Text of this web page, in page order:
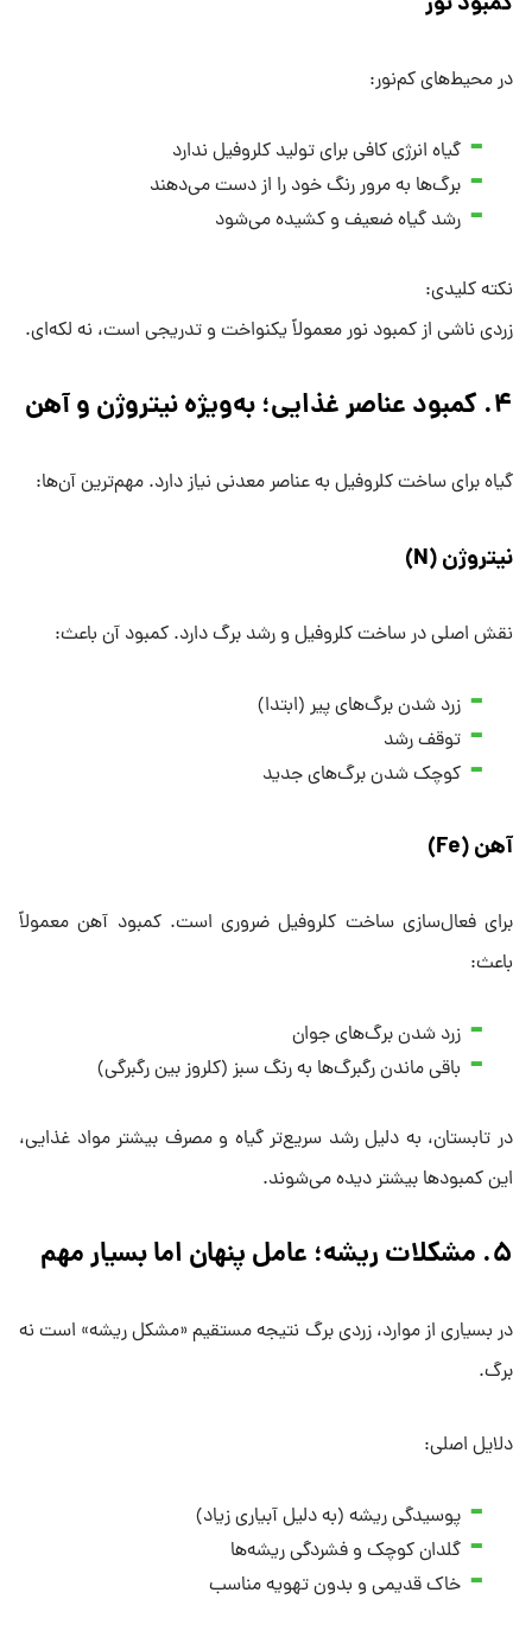
در محیط‌های کم‌نور:
گیاه انرژی کافی برای تولید کلروفیل ندارد
برگ‌ها به مرور رنگ خود را از دست می‌دهند
رشد گیاه ضعیف و کشیده می‌شود
نکته کلیدی:
زردی ناشی از کمبود نور معمولاً یکنواخت و تدریجی است، نه لکه‌ای.
۴. کمبود عناصر غذایی؛ به‌ویژه نیتروژن و آهن
گیاه برای ساخت کلروفیل به عناصر معدنی نیاز دارد. مهم‌ترین آن‌ها:
نیتروژن (N)
نقش اصلی در ساخت کلروفیل و رشد برگ دارد. کمبود آن باعث:
زرد شدن برگ‌های پیر (ابتدا)
توقف رشد
کوچک شدن برگ‌های جدید
آهن (Fe)
برای فعال‌سازی ساخت کلروفیل ضروری است. کمبود آهن معمولاً
باعث:
زرد شدن برگ‌های جوان
باقی ماندن رگبرگ‌ها به رنگ سبز (کلروز بین رگبرگی)
در تابستان، به دلیل رشد سریع‌تر گیاه و مصرف بیشتر مواد غذایی،
این کمبودها بیشتر دیده می‌شوند.
۵. مشکلات ریشه؛ عامل پنهان اما بسیار مهم
در بسیاری از موارد، زردی برگ نتیجه مستقیم «مشکل ریشه» است نه
برگ.
دلایل اصلی:
پوسیدگی ریشه (به دلیل آبیاری زیاد)
گلدان کوچک و فشردگی ریشه‌ها
خاک قدیمی و بدون تهویه مناسب